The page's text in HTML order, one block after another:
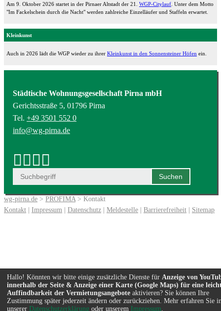
Am 9. Oktober 2026 startet in der Pirnaer Altstadt der 21. WGP-Citylauf . Unter dem Motto
"Im Fackelschein durch die Nacht" werden zahlreiche Einzelläufer und Staffeln erwartet.
Kleinkunst
Auch in 2026 lädt die WGP wieder zu ihrer Kleinkunst in den Sonnensteiner Höfen ein.
Städtische Wohnungsgesellschaft Pirna mbH
Gerichtsstraße 5, 01796 Pirna
Tel. +49 3501 552 0
info@wg-pirna.de
wg-pirna.de > PROFIMA > Kontakt
Kontakt | Impressum | Datenschutz | Meldestelle | Barrierefreiheit | Sitemap
Hallo! Könnten wir bitte einige zusätzliche Dienste für Anzeige von
innerhalb der Seite & Anzeige einer Karte (Google Maps) für eine
Auffindbarkeit der Vermietungsangebote aktivieren? Sie können Ihre
Zustimmung später jederzeit ändern oder zurückziehen. Mehr erfahren Sie
unserer Datenschutzerklärung oder unserem Impressum